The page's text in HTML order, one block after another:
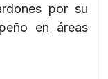
por su
en áreas